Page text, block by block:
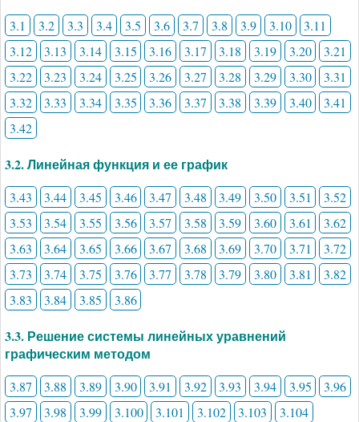
3.1 3.2 3.3 3.4 3.5 3.6 3.7 3.8 3.9 3.10
3.11
3.12
3.13 3.14 3.15 3.16 3.17 3.18 3.19 3.20
3.21
3.22
3.23 3.24 3.25 3.26 3.27 3.28 3.29 3.30
3.31
3.32
3.33 3.34 3.35 3.36 3.37 3.38 3.39 3.40
3.41
3.42
3.2. Линейная функция и ее график
3.43 3.44 3.45 3.46 3.47 3.48 3.49 3.50 3.51
3.52
3.53
3.54 3.55 3.56 3.57 3.58 3.59 3.60 3.61
3.62
3.63
3.64 3.65 3.66 3.67 3.68 3.69 3.70 3.71
3.72
3.73
3.74 3.75 3.76 3.77 3.78 3.79 3.80 3.81
3.82
3.83
3.84 3.85 3.86
3.3. Решение системы линейных уравнений
графическим методом
3.87 3.88 3.89 3.90 3.91 3.92 3.93 3.94 3.95
3.96
3.97
3.98 3.99 3.100 3.101 3.102 3.103 3.104